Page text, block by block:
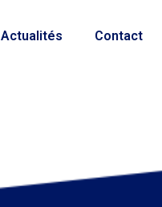
Actualités Contact